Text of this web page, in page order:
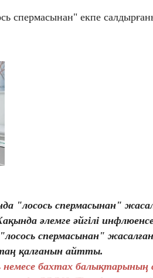
спермасынан" екпе
"лосось спермасынан"
әлемге әйгілі
спермасынан"
қалғанын айтты.
немесе бахтах балықтарының